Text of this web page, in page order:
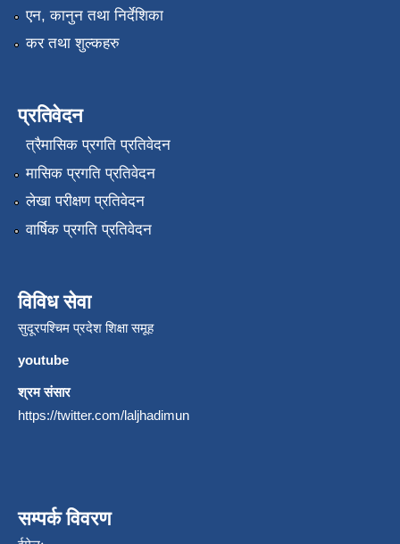
एन, कानुन तथा निर्देशिका
कर तथा शुल्कहरु
प्रतिवेदन
त्रैमासिक प्रगति प्रतिवेदन
मासिक प्रगति प्रतिवेदन
लेखा परीक्षण प्रतिवेदन
वार्षिक प्रगति प्रतिवेदन
विविध सेवा
सुदूरपश्चिम प्रदेश शिक्षा समूह
youtube
श्रम संसार
https://twitter.com/laljhadimun
सम्पर्क विवरण